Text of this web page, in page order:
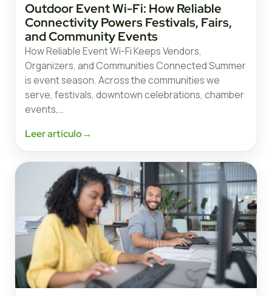
Outdoor Event Wi-Fi: How Reliable
Connectivity Powers Festivals, Fairs,
and Community Events
How Reliable Event Wi-Fi Keeps Vendors,
Organizers, and Communities Connected Summer
is event season. Across the communities we
serve, festivals, downtown celebrations, chamber
events,…
Leer artículo→